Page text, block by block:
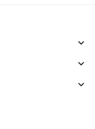
keyboard_arrow_down
keyboard_arrow_down
keyboard_arrow_down